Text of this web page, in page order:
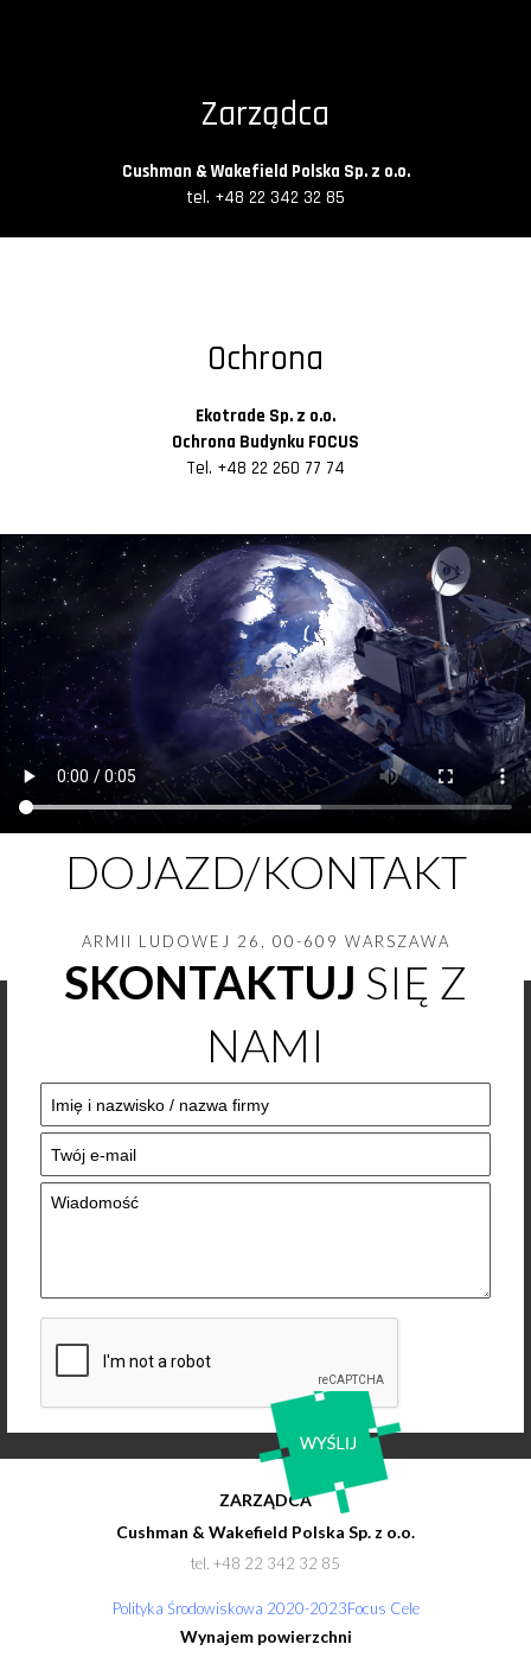
Zarządca
Cushman & Wakefield Polska Sp. z o.o.
tel. +48 22 342 32 85
Ochrona
Ekotrade Sp. z o.o.
Ochrona Budynku FOCUS
Tel. +48 22 260 77 74
DOJAZD/KONTAKT
ARMII LUDOWEJ 26, 00-609 WARSZAWA
SKONTAKTUJ SIĘ Z
NAMI
ZARZĄDCA
Cushman & Wakefield Polska Sp. z o.o.
tel. +48 22 342 32 85
Polityka Środowiskowa 2020-2023Focus Cele
Wynajem powierzchni